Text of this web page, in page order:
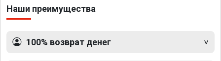
Наши преимущества
100% возврат денег